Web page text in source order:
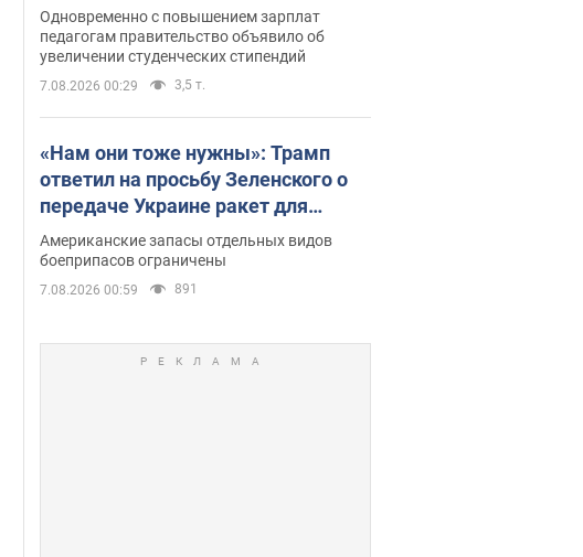
Одновременно с повышением зарплат
педагогам правительство объявило об
увеличении студенческих стипендий
7.08.2026 00:29 3,5 т.
«Нам они тоже нужны»: Трамп
ответил на просьбу Зеленского о
передаче Украине ракет для
Patriot
Американские запасы отдельных видов
боеприпасов ограничены
7.08.2026 00:59 891